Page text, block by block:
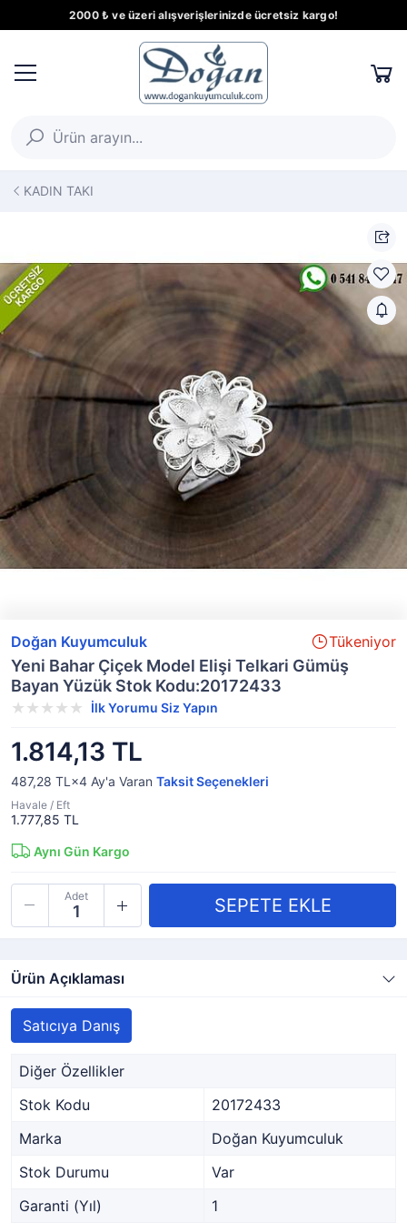
2000 ₺ ve üzeri alışverişlerinizde ücretsiz kargo!
KADIN TAKI
Doğan Kuyumculuk Tükeniyor
Yeni Bahar Çiçek Model Elişi Telkari Gümüş
Bayan Yüzük Stok Kodu:20172433
İlk Yorumu Siz Yapın
1.814,13 TL
487,28 TL×4 Ay'a Varan Taksit Seçenekleri
Havale / Eft
1.777,85 TL
Aynı Gün Kargo
Adet
Ürün Açıklaması
Satıcıya Danış
Diğer Özellikler
Stok Kodu
20172433
Marka
Doğan Kuyumculuk
Stok Durumu
Var
Garanti (Yıl)
1